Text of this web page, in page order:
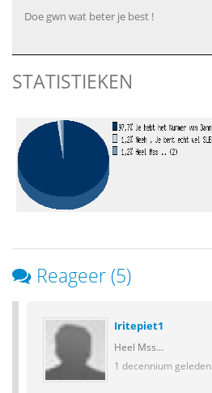
Doe gwn wat beter je best !
STATISTIEKEN
Reageer (5)
Iritepiet1
Heel Mss...
1 decennium geleden